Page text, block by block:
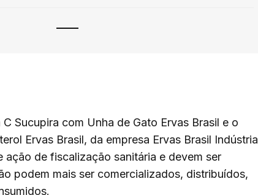
Sucupira com Unha de Gato Ervas Brasil e o
Ervas Brasil, da empresa Ervas Brasil Indústria
ação de fiscalização sanitária e devem ser
podem mais ser comercializados, distribuídos,